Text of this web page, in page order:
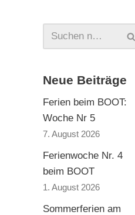
Neue Beiträge
Ferien beim BOOT:
Woche Nr 5
7. August 2026
Ferienwoche Nr. 4
beim BOOT
1. August 2026
Sommerferien am